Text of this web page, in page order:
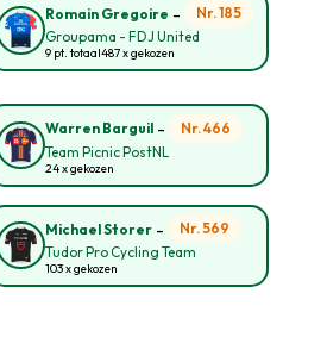
Romain Gregoire -
Nr. 185
Groupama - FDJ United
9 pt. totaal487 x gekozen
Warren Barguil-
Nr. 466
Team Picnic PostNL
24 x gekozen
Michael Storer-
Nr. 569
Tudor Pro Cycling Team
103 x gekozen